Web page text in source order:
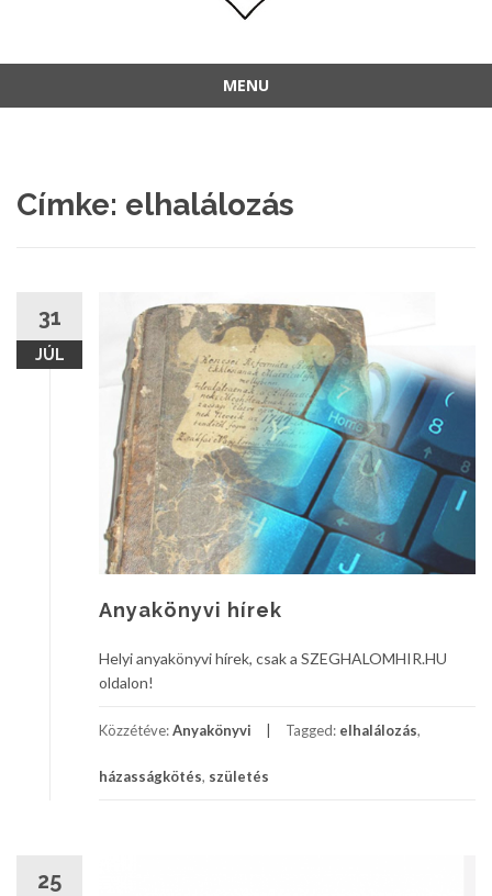
MENU
Címke: elhalálozás
31
JÚL
Anyakönyvi hírek
Helyi anyakönyvi hírek, csak a SZEGHALOMHIR.HU
oldalon!
Közzétéve:Anyakönyvi Tagged: elhalálozás,
házasságkötés, születés
25